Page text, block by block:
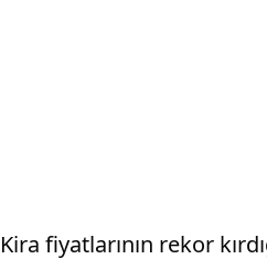
Kira fiyatlarının rekor